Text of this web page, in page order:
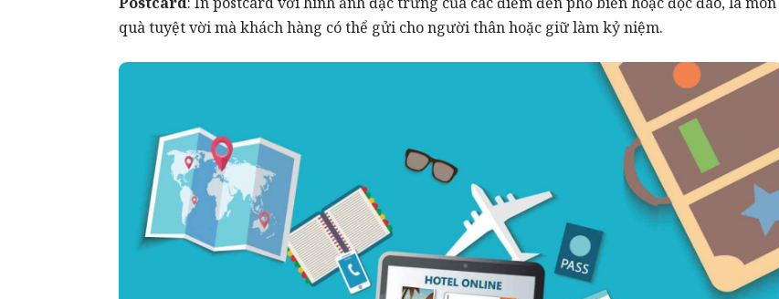
quà tuyệt vời mà khách hàng có thể gửi cho người thân hoặc giữ làm kỷ niệm.